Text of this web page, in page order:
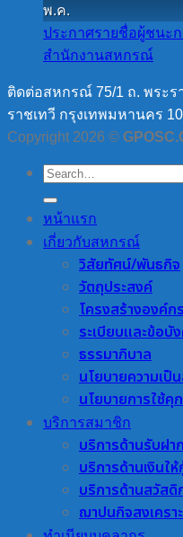
พ.ค.
ประกาศรายชื่อผู้ชนะ
สำนักงานสหกรณ์
ติดต่อสหกรณ์ 75/1 ถ. พระ
ราชเทวี กรุงเทพมหานคร
Copyright 2026 ©
หน้าแรก
เกี่ยวกับสหกรณ์
วิสัยทัศน์/พันธกิจ
วัตถุประสงค์
โครงสร้างองค์กร
ระเบียบและข้อบั
ธรรมาภิบาล
นโยบายความเ
นโยบายการใช้
บริการสมาชิก
บริการด้านรับฝา
บริการด้านเงินให้
บริการด้านสวัสดิ
ฌาปนกิจสงเครา